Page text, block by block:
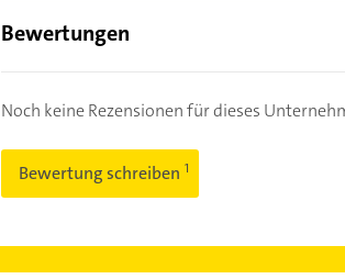
Bewertungen
Noch keine Rezensionen für dieses
Bewertung schreiben